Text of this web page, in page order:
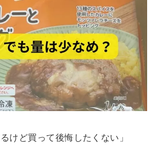
けど買って後悔したくない」